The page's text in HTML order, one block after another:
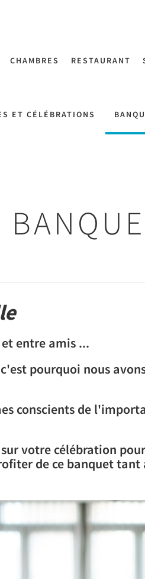
CHAMBRES RESTAURANT
ET CÉLÉBRATIONS
entre amis ...
pourquoi nous
conscients de
votre célébration
de ce banquet tant